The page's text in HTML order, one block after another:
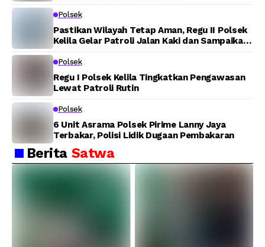
Polsek
Pastikan Wilayah Tetap Aman, Regu II Polsek
Kelila Gelar Patroli Jalan Kaki dan Sampaikan
Polsek
Regu I Polsek Kelila Tingkatkan Pengawasan
Lewat Patroli Rutin
Polsek
6 Unit Asrama Polsek Pirime Lanny Jaya
Terbakar, Polisi Lidik Dugaan Pembakaran
Berita Satwa